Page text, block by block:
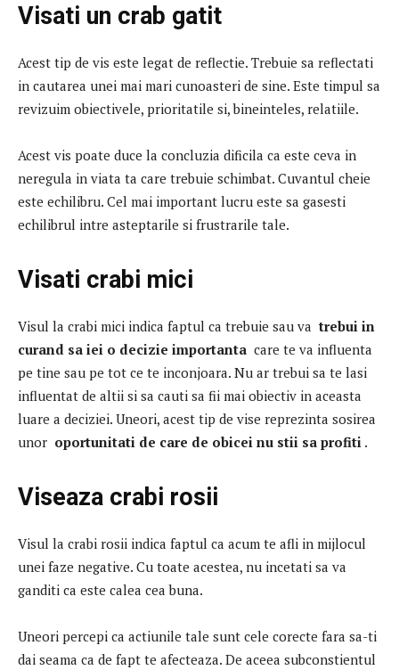
Visati un crab gatit
Acest tip de vis este legat de reflectie. Trebuie sa reflectati
in cautarea unei mai mari cunoasteri de sine. Este timpul sa
revizuim obiectivele, prioritatile si, bineinteles, relatiile.
Acest vis poate duce la concluzia dificila ca este ceva in
neregula in viata ta care trebuie schimbat. Cuvantul cheie
este echilibru. Cel mai important lucru este sa gasesti
echilibrul intre asteptarile si frustrarile tale.
Visati crabi mici
Visul la crabi mici indica faptul ca trebuie sau vatrebui in
curand sa iei o decizie importanta care te va influenta
pe tine sau pe tot ce te inconjoara. Nu ar trebui sa te lasi
influentat de altii si sa cauti sa fii mai obiectiv in aceasta
luare a deciziei. Uneori, acest tip de vise reprezinta sosirea
unor oportunitati de care de obicei nu stii sa profiti .
Viseaza crabi rosii
Visul la crabi rosii indica faptul ca acum te afli in mijlocul
unei faze negative. Cu toate acestea, nu incetati sa va
ganditi ca este calea cea buna.
Uneori percepi ca actiunile tale sunt cele corecte fara sa-ti
dai seama ca de fapt te afecteaza. De aceea subconstientul